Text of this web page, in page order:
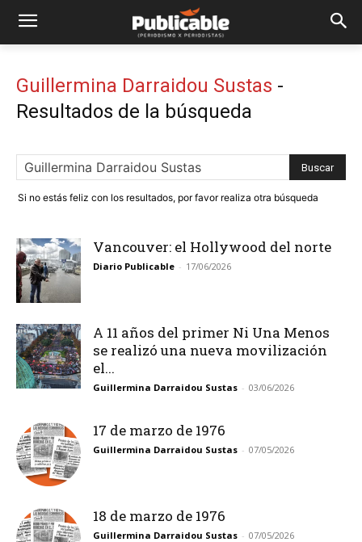
Guillermina Darraidou Sustas -
Resultados de la búsqueda
Si no estás feliz con los resultados, por favor realiza otra búsqueda
Vancouver: el Hollywood del norte
Diario Publicable - 17/06/2026
A 11 años del primer Ni Una Menos
se realizó una nueva movilización
el...
Guillermina Darraidou Sustas - 03/06/2026
17 de marzo de 1976
Guillermina Darraidou Sustas - 07/05/2026
18 de marzo de 1976
Guillermina Darraidou Sustas - 07/05/2026